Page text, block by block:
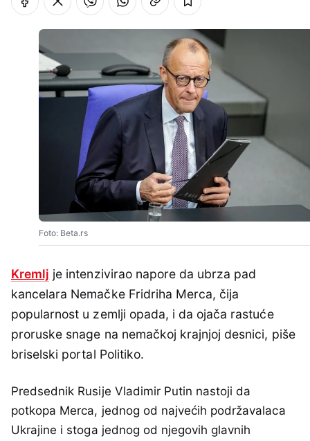
Foto: Beta.rs
Kremlj je intenzivirao napore da ubrza pad
kancelara Nemačke Fridriha Merca, čija
popularnost u zemlji opada, i da ojača rastuće
proruske snage na nemačkoj krajnjoj desnici, piše
briselski portal Politiko.
Predsednik Rusije Vladimir Putin nastoji da
potkopa Merca, jednog od najvećih podržavalaca
Ukrajine i stoga jednog od njegovih glavnih